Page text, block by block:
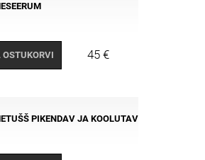
OSTUKORVI 45 €
PIKENDAV JA KOOLUTAV